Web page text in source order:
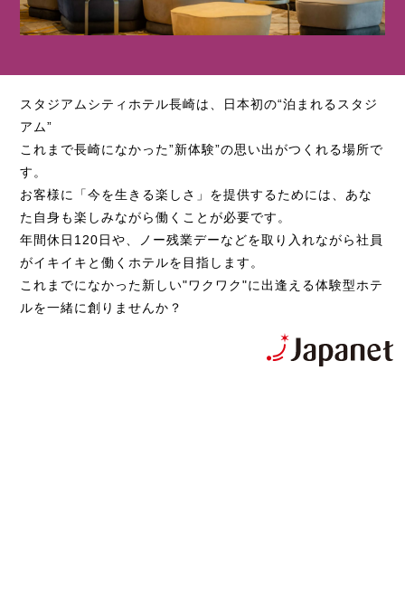
スタジアムシティホテル長崎は、日本初の“泊まれるスタジ
アム”
これまで長崎になかった”新体験”の思い出がつくれる場所で
す。
お客様に「今を生きる楽しさ」を提供するためには、あな
た自身も楽しみながら働くことが必要です。
年間休日120日や、ノー残業デーなどを取り入れながら社員
がイキイキと働くホテルを目指します。
これまでになかった新しい"ワクワク"に出逢える体験型ホテ
ルを一緒に創りませんか？